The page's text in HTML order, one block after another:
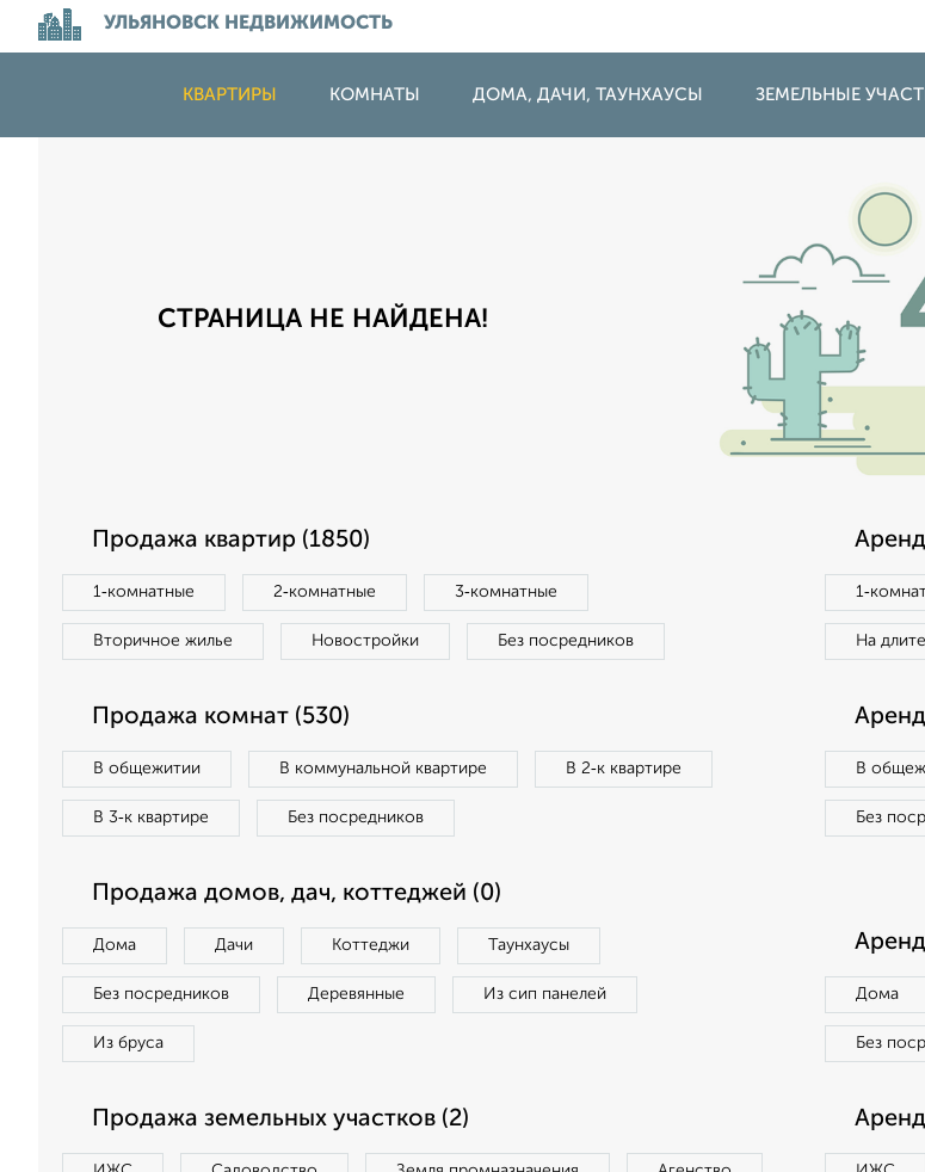
УЛЬЯНОВСК НЕДВИЖИМОСТЬ
КВАРТИРЫ КОМНАТЫ ДОМА, ДАЧИ, ТАУНХАУСЫ ЗЕМЕЛЬНЫЕ
СТРАНИЦА НЕ НАЙДЕНА!
Продажа квартир (1850)
1‑комнатные 2‑комнатные 3‑комнатные
Вторичное жилье Новостройки Без посредников На
Продажа комнат (530)
В общежитии В коммунальной квартире В 2‑к квартире
В 3‑к квартире Без посредников
В
Без
Продажа домов, дач, коттеджей (0)
Дома Дачи Коттеджи Таунхаусы
Без посредников Деревянные Из сип панелей
Из бруса
Дома
Без
Продажа земельных участков (2)